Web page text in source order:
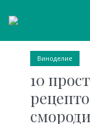
Виноделие
10